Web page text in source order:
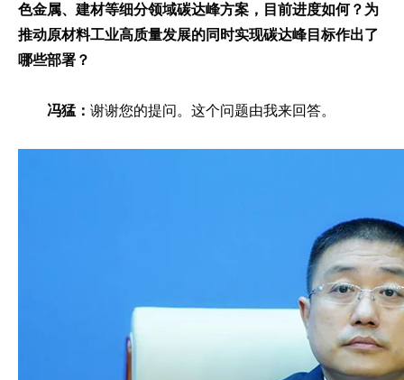
色金属、建材等细分领域碳达峰方案，目前进度如何？为
推动原材料工业高质量发展的同时实现碳达峰目标作出了
哪些部署？
冯猛： 谢谢您的提问。这个问题由我来回答。